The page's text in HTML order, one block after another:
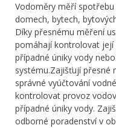
Vodoměry měří
domech, bytech,
Díky přesnému měření
pomáhají kontrolovat
případné úniky vody
systému.Zajišťují přesné
správné vyúčtování
kontrolovat provoz
případné úniky vody.
odborné poradenství v